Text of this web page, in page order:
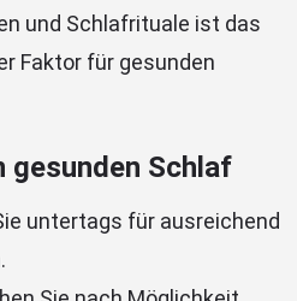
und Schlafrituale ist das
Faktor für gesunden
gesunden Schlaf
untertags für ausreichend